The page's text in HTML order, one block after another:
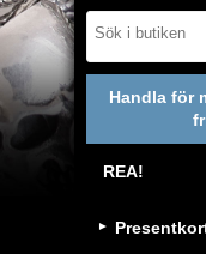
Handla för
REA!